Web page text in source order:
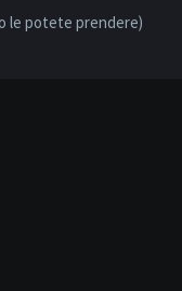
le potete prendere)